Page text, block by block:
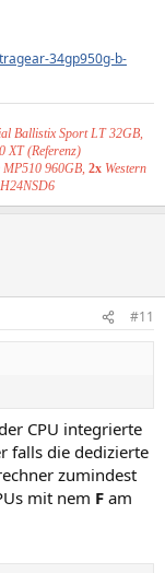
34gp950g-b-
Ballistix Sport LT 32GB,
XT (Referenz)
960GB, 2x Western
#11
CPU integrierte
falls die dedizierte
zumindest
mit nem F am